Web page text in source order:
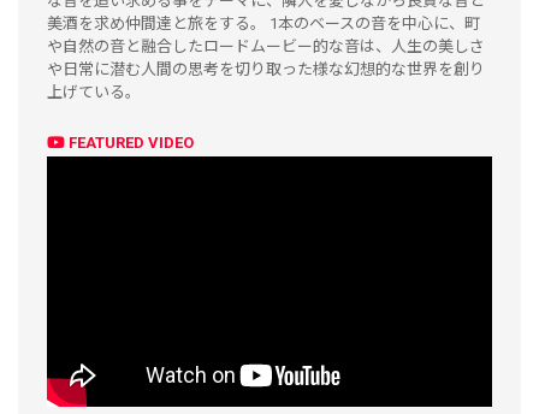
美酒を求め仲間達と旅をする。 1本のベースの音を中心に、町
や自然の音と融合したロードムービー的な音は、人生の美しさ
や日常に潜む人間の思考を切り取った様な幻想的な世界を創り
上げている。
FEATURED VIDEO